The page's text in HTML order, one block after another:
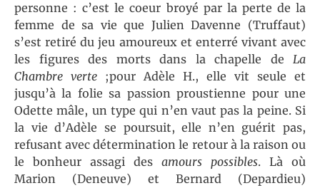
personne : c’est le coeur broyé par la perte de la
femme de sa vie que Julien Davenne (Truffaut)
s’est retiré du jeu amoureux et enterré vivant avec
les figures des morts dans la chapelle de La
Chambre verte ;pour Adèle H., elle vit seule et
jusqu’à la folie sa passion proustienne pour une
Odette mâle, un type qui n’en vaut pas la peine. Si
la vie d’Adèle se poursuit, elle n’en guérit pas,
refusant avec détermination le retour à la raison ou
le bonheur assagi des amours possibles. Là où
Marion (Deneuve) et Bernard (Depardieu)